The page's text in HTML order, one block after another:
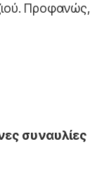
Προφανώς,
συναυλίες